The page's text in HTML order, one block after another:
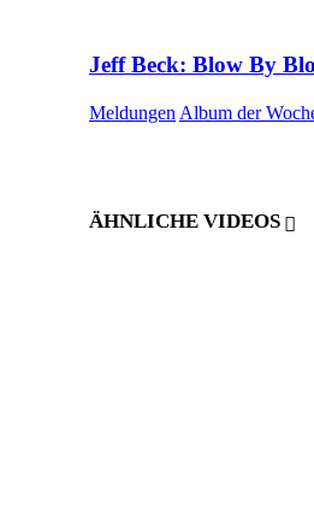
Jeff Beck: Blow By
MeldungenAlbum der
ÄHNLICHE VIDEOS